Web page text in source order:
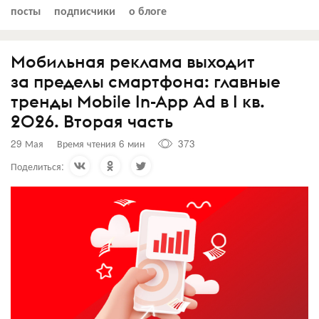
посты подписчики о блоге
Мобильная реклама выходит
за пределы смартфона: главные
тренды Mobile In-App Ad в I кв.
2026. Вторая часть
29 Мая Время чтения 6 мин
373
Поделиться: